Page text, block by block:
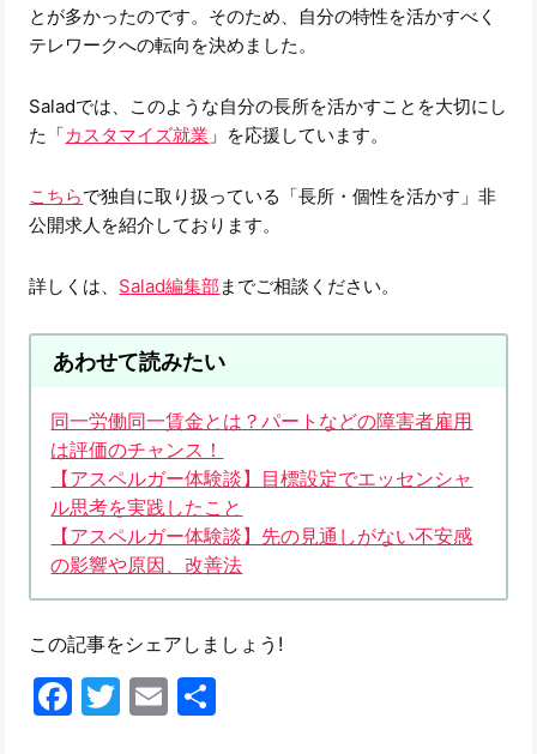
とが多かったのです。そのため、自分の特性を活かすべく
テレワークへの転向を決めました。
Saladでは、このような自分の長所を活かすことを大切にし
た「カスタマイズ就業 」を応援しています。
こちらで独自に取り扱っている「長所・個性を活かす」非
公開求人を紹介しております。
詳しくは、 Salad編集部 までご相談ください。
あわせて読みたい
同一労働同一賃金とは？パートなどの障害者雇用
は評価のチャンス！
【アスペルガー体験談】目標設定でエッセンシャ
ル思考を実践したこと
【アスペルガー体験談】先の見通しがない不安感
の影響や原因、改善法
この記事をシェアしましょう!
Facebook
Twitter
Email